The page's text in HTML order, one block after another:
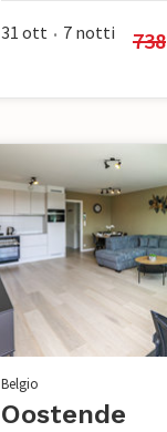
31 ott • 7 notti 738
Belgio
Oostende